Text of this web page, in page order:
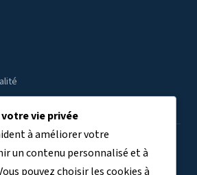
RÉGION
vie privée
à améliorer votre
un contenu personnalisé et à
pouvez choisir les cookies à